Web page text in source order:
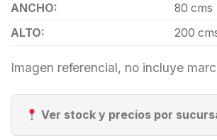
ANCHO:
80 cms
ALTO:
200
Imagen referencial, no incluye
Ver stock y precios por